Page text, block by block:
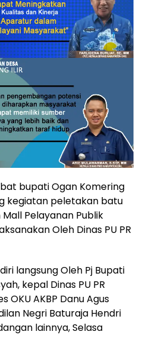
bupati Ogan Komering
kegiatan peletakan batu
Pelayanan Publik
Oleh Dinas PU PR
langsung Oleh Pj Bupati
kepal Dinas PU PR
OKU AKBP Danu Agus
Negri Baturaja Hendri
lainnya, Selasa